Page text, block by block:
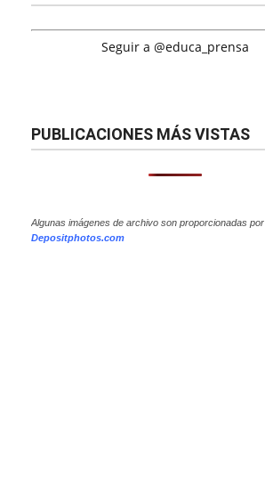
Seguir a @educa_prensa
PUBLICACIONES MÁS VISTAS
Algunas imágenes de archivo son proporcionadas por
Depositphotos.com